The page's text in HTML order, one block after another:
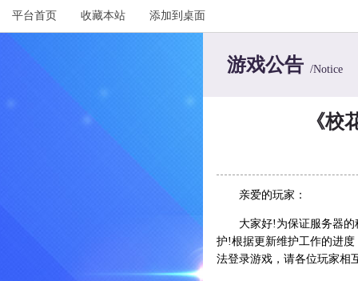
游戏公告 /Notice
《校
亲爱的玩家：
大家好!为保证服务器的稳
护!根据更新维护工作的进
法登录游戏，请各位玩家相
平台首页 收藏本站 添加到桌面